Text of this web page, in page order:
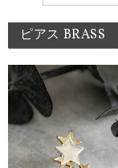
ピアス BRASS